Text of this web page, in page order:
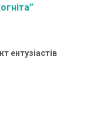
ентузіастів